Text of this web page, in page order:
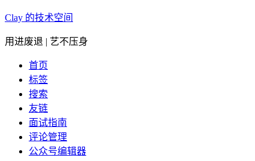
Clay 的技术空间
用进废退 | 艺不压身
首页
标签
搜索
友链
面试指南
评论管理
公众号编辑器